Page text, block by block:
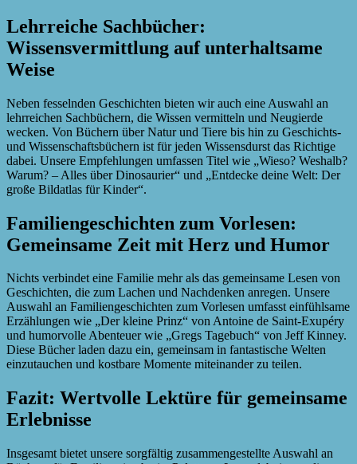
Lehrreiche Sachbücher:
Wissensvermittlung auf unterhaltsame
Weise
Neben fesselnden Geschichten bieten wir auch eine Auswahl an
lehrreichen Sachbüchern, die Wissen vermitteln und Neugierde
wecken. Von Büchern über Natur und Tiere bis hin zu Geschichts-
und Wissenschaftsbüchern ist für jeden Wissensdurst das Richtige
dabei. Unsere Empfehlungen umfassen Titel wie „Wieso? Weshalb?
Warum? – Alles über Dinosaurier“ und „Entdecke deine Welt: Der
große Bildatlas für Kinder“.
Familiengeschichten zum Vorlesen:
Gemeinsame Zeit mit Herz und Humor
Nichts verbindet eine Familie mehr als das gemeinsame Lesen von
Geschichten, die zum Lachen und Nachdenken anregen. Unsere
Auswahl an Familiengeschichten zum Vorlesen umfasst einfühlsame
Erzählungen wie „Der kleine Prinz“ von Antoine de Saint-Exupéry
und humorvolle Abenteuer wie „Gregs Tagebuch“ von Jeff Kinney.
Diese Bücher laden dazu ein, gemeinsam in fantastische Welten
einzutauchen und kostbare Momente miteinander zu teilen.
Fazit: Wertvolle Lektüre für gemeinsame
Erlebnisse
Insgesamt bietet unsere sorgfältig zusammengestellte Auswahl an